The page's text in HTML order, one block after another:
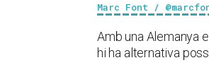
Marc Font /
Amb una Alemanya
hi ha alternativa